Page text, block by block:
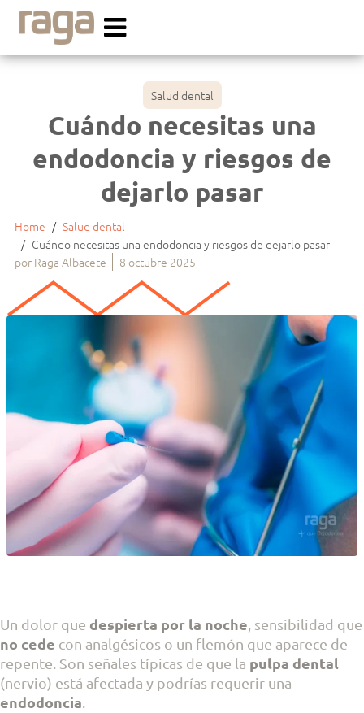
Salud dental
Cuándo necesitas una
endodoncia y riesgos de
dejarlo pasar
Home
Salud dental
Cuándo necesitas una endodoncia y riesgos de dejarlo pasar
por Raga Albacete 8 octubre 2025
Un dolor que despierta por la noche, sensibilidad que
no cede con analgésicos o un flemón que aparece de
repente. Son señales típicas de que la pulpa dental
(nervio) está afectada y podrías requerir una
endodoncia.